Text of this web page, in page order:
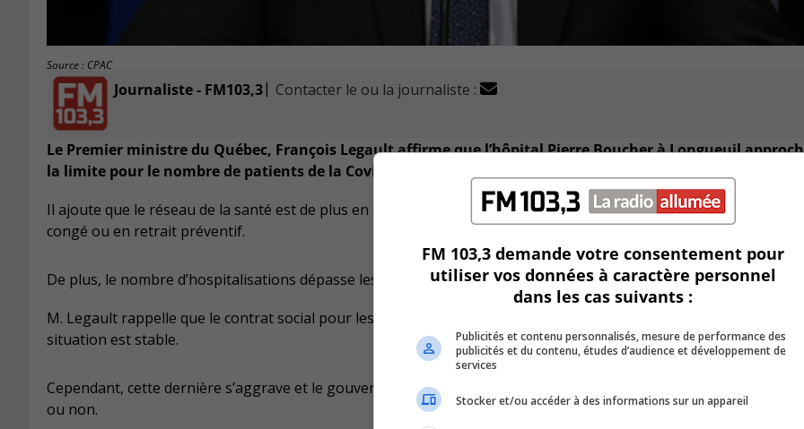
Source : CPAC
Journaliste - FM103,3| Contacter le ou la journaliste :
Le Premier ministre du Québec, François Legault affirme que l’hôpital Pierre Boucher à Longueuil
la limite pour le nombre de patients de la Covid-19.
Il ajoute que le réseau de la santé est de plus en plus fragilisé avec plus de 6 000 personnes au Québec qui sont
congé ou en retrait préventif.
De plus, le nombre d’hospitalisations dépasse les 700.
M. Legault rappelle que le contrat social pour les deux jours de rassemblement pour les fêtes tient uniquement
situation est stable.
Cependant, cette dernière s’aggrave et le gouvernement a jusqu’au 11 décembre pour décider de la tenue du
ou non.
FM 103,3 demande votre consentement pour
utiliser vos données à caractère personnel
dans les cas suivants :
Publicités et contenu personnalisés, mesure de performance des
publicités et du contenu, études d’audience et développement de
services
Stocker et/ou accéder à des informations sur un appareil